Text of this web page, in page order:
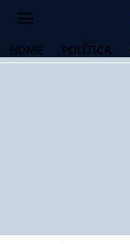
HOME POLÍTICA